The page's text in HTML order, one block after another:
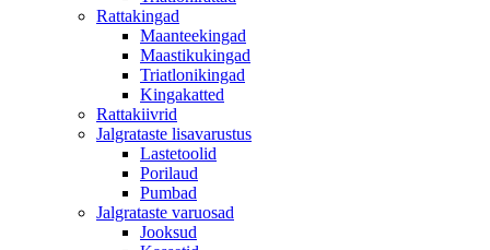
Rattakingad
Maanteekingad
Maastikukingad
Triatlonikingad
Kingakatted
Rattakiivrid
Jalgrataste lisavarustus
Lastetoolid
Porilaud
Pumbad
Jalgrataste varuosad
Jooksud